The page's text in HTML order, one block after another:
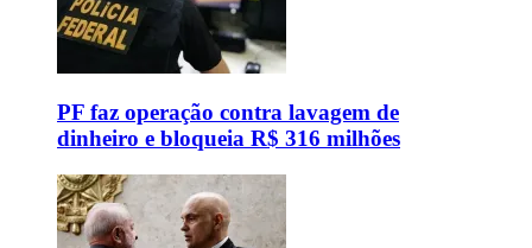
PF faz operação contra lavagem de
dinheiro e bloqueia R$ 316 milhões